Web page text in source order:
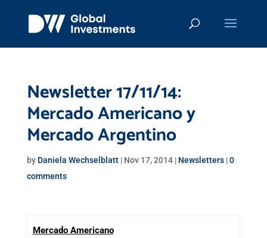
Newsletter 17/11/14:
Mercado Americano y
Mercado Argentino
by Daniela Wechselblatt| Nov 17, 2014| Newsletters|0
comments
Mercado Americano